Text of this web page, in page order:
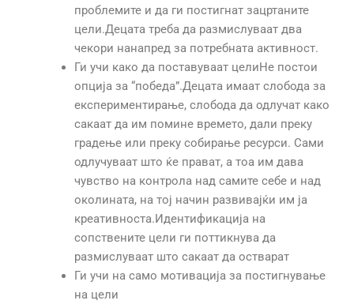
проблемите и да ги постигнат зацртаните
цели.Децата треба да размислуваат два
чекори нанапред за потребната активност.
Ги учи како да поставуваат целиНе постои
опција за “победа”.Децата имаат слобода за
експериментирање, слобода да одлучат како
сакаат да им помине времето, дали преку
градење или преку собирање ресурси. Сами
одлучуваат што ќе прават, а тоа им дава
чувство на контрола над самите себе и над
околината, на тој начин развивајќи им ја
креативноста.Идентификација на
сопствените цели ги поттикнува да
размислуваат што сакаат да остварат
Ги учи на само мотивација за постигнување
на цели